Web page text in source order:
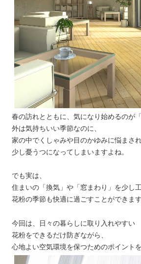
春の訪れとともに、気になり始めるのが「
外は気持ちいい季節なのに、
家の中でくしゃみや目のかゆみに悩まされ
少し憂うつになってしまいますよね。
でも実は、
住まいの「換気」や「窓まわり」を少し
花粉の季節も快適に過ごすことができます
今回は、日々の暮らしに取り入れやすい
花粉をできるだけ防ぎながら、
心地よい空気環境を保つためのポイント